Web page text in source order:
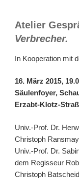
Atelier
Verbrecher.
In Kooperation mit
16. März 2015,
Säulenfoyer,
Erzabt-Klotz-
Univ.-Prof. Dr.
Christoph
Univ.-Prof. Dr.
dem Regisseur
Christoph